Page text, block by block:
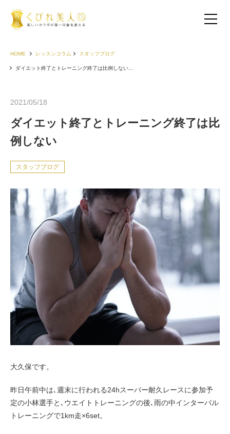
お客様の声（40代）
お客様の声（50代以上）
お客様の声（男性）
HOME レッスンコラム スタッフブログ
ダイエット終了とトレーニング終了は比例しない...
2021/05/18
ダイエット終了とトレーニング終了は比
例しない
スタッフブログ
大久保です。
昨日午前中は､週末に行われる24hスーパー耐久レースに参加予
定の小林選手と､ウエイトトレーニングの後､雨の中インターバル
トレーニングで1km走×6set。